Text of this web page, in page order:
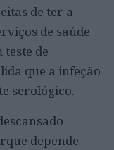
de ter a
de saúde
de
que a infeção
serológico.
depende